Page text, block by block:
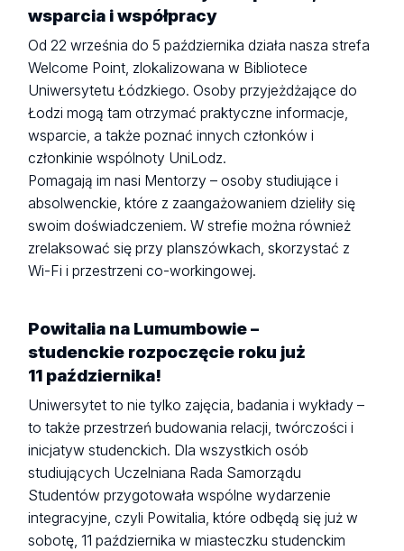
wsparcia i współpracy
Od 22 września do 5 października działa nasza strefa
Welcome Point, zlokalizowana w Bibliotece
Uniwersytetu Łódzkiego. Osoby przyjeżdżające do
Łodzi mogą tam otrzymać praktyczne informacje,
wsparcie, a także poznać innych członków i
członkinie wspólnoty UniLodz.
Pomagają im nasi Mentorzy – osoby studiujące i
absolwenckie, które z zaangażowaniem dzieliły się
swoim doświadczeniem. W strefie można również
zrelaksować się przy planszówkach, skorzystać z
Wi-Fi i przestrzeni co-workingowej.
Powitalia na Lumumbowie –
studenckie rozpoczęcie roku już
11 października!
Uniwersytet to nie tylko zajęcia, badania i wykłady –
to także przestrzeń budowania relacji, twórczości i
inicjatyw studenckich. Dla wszystkich osób
studiujących Uczelniana Rada Samorządu
Studentów przygotowała wspólne wydarzenie
integracyjne, czyli Powitalia, które odbędą się już w
sobotę, 11 października w miasteczku studenckim